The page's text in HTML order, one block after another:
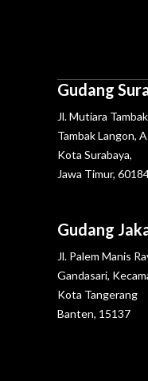
Gudang
Jl. Mutiara
Tambak Langon,
Kota Surabaya,
Jawa Timur,
Gudang
Jl. Palem Manis
Gandasari,
Kota Tangerang
Banten, 15137